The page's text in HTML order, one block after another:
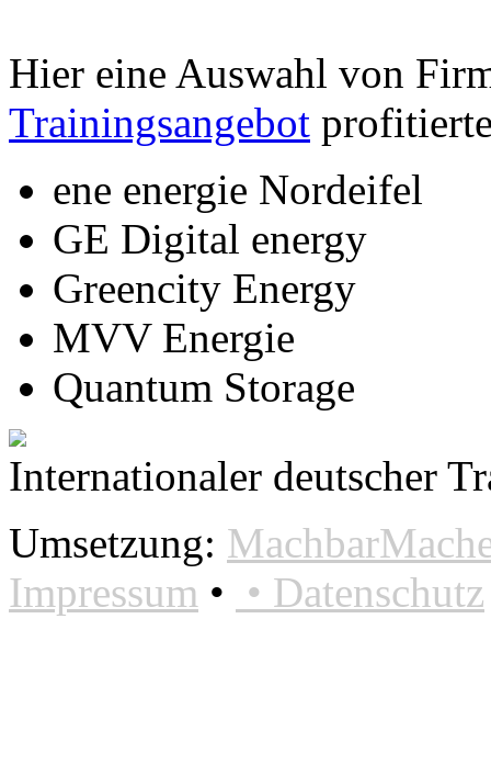
Hier eine Auswahl von
Trainingsangebot
ene energie Nordeifel
GE Digital energy
Greencity Energy
MVV Energie
Quantum Storage
Internationaler deutscher
Umsetzung:
Impressum • • Datenschutz